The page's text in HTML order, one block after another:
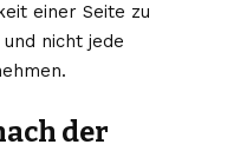
einer Seite zu
nicht jede
der